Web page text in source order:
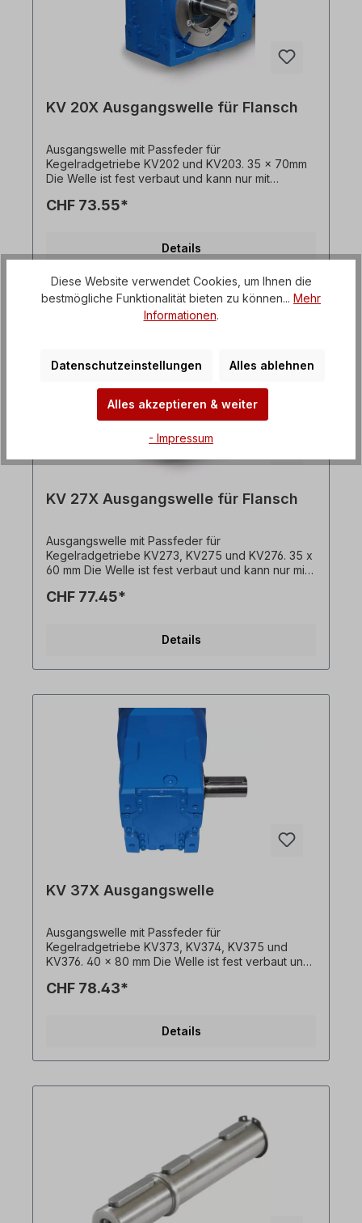
KV 20X Ausgangswelle für Flansch
Ausgangswelle mit Passfeder für
Kegelradgetriebe KV202 und KV203. 35 x 70mm
Die Welle ist fest verbaut und kann nur mit
geben Sie die Einbauseite an (ausgehend von
vorbehalten.
CHF 73.55*
Details
KV 27X Ausgangswelle für Flansch
Ausgangswelle mit Passfeder für
Kegelradgetriebe KV273, KV275 und KV276. 35 x
60 mm Die Welle ist fest verbaut und kann nur mit
geben Sie die Einbauseite an (ausgehend von
CHF 77.45*
Details
KV 37X Ausgangswelle
Ausgangswelle mit Passfeder für
Kegelradgetriebe KV373, KV374, KV375 und
KV376. 40 x 80 mm Die Welle ist fest verbaut und
geben Sie die Einbauseite an (ausgehend von
CHF 78.43*
Details
Diese Website verwendet Cookies, um Ihnen die
bestmögliche Funktionalität bieten zu können... Mehr
Informationen.
Datenschutzeinstellungen Alles ablehnen
Alles akzeptieren & weiter
- Impressum